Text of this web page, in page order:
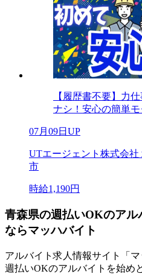
【履歴書不要】力
ナシ！安心の簡単
07月09日UP
UTエージェント株式会
市
時給1,190円
青森県の週払いOKのアル
ならマッハバイト
アルバイト求人情報サイト「
週払いOKのアルバイトを始め